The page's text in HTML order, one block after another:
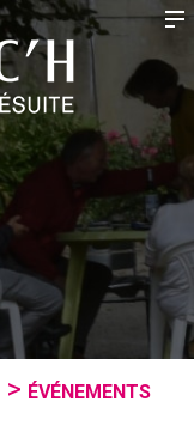
ÉVÉNEMENTS